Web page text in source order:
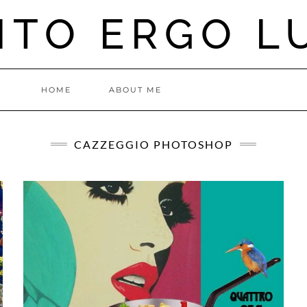
ERGO
HOME ABOUT ME
CAZZEGGIO PHOTOSHOP